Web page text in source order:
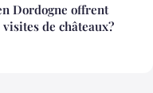
Dordogne offrent
de châteaux?